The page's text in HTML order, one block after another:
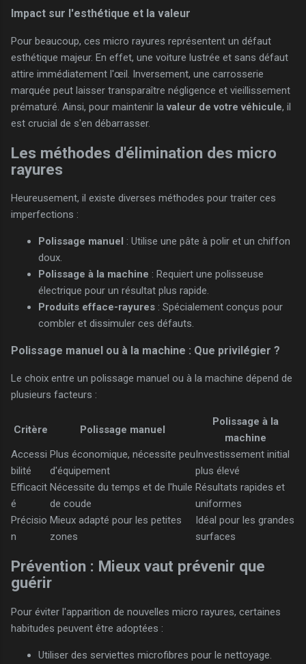
Impact sur l'esthétique et la valeur
Pour beaucoup, ces micro rayures représentent un défaut
esthétique majeur. En effet, une voiture lustrée et sans défaut
attire immédiatement l'œil. Inversement, une carrosserie
marquée peut laisser transparaître négligence et vieillissement
prématuré. Ainsi, pour maintenir lavaleur de votre véhicule, il
est crucial de s'en débarrasser.
Les méthodes d'élimination des micro
rayures
Heureusement, il existe diverses méthodes pour traiter ces
imperfections :
Polissage manuel : Utilise une pâte à polir et un chiffon
doux.
Polissage à la machine : Requiert une polisseuse
électrique pour un résultat plus rapide.
Produits efface-rayures : Spécialement conçus pour
combler et dissimuler ces défauts.
Polissage manuel ou à la machine : Que privilégier ?
Le choix entre un polissage manuel ou à la machine dépend de
plusieurs facteurs :
Critère Polissage manuel
Polissage à la
machine
Accessi
bilité
Plus économique, nécessite peu
d'équipement
Investissement initial
plus élevé
Efficacit
é
Nécessite du temps et de l'huile
de coude
Résultats rapides et
uniformes
Précisio
n
Mieux adapté pour les petites
zones
Idéal pour les grandes
surfaces
Prévention : Mieux vaut prévenir que
guérir
Pour éviter l'apparition de nouvelles micro rayures, certaines
habitudes peuvent être adoptées :
Utiliser des serviettes microfibres pour le nettoyage.